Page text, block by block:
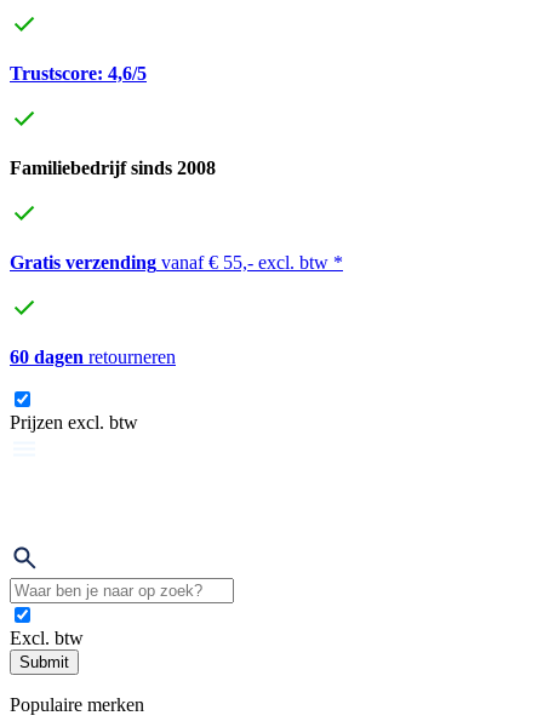
Trustscore: 4,6/5
Familiebedrijf sinds 2008
Gratis verzending vanaf € 55,- excl. btw *
60 dagen retourneren
Prijzen excl. btw
Excl. btw
Submit
Populaire merken